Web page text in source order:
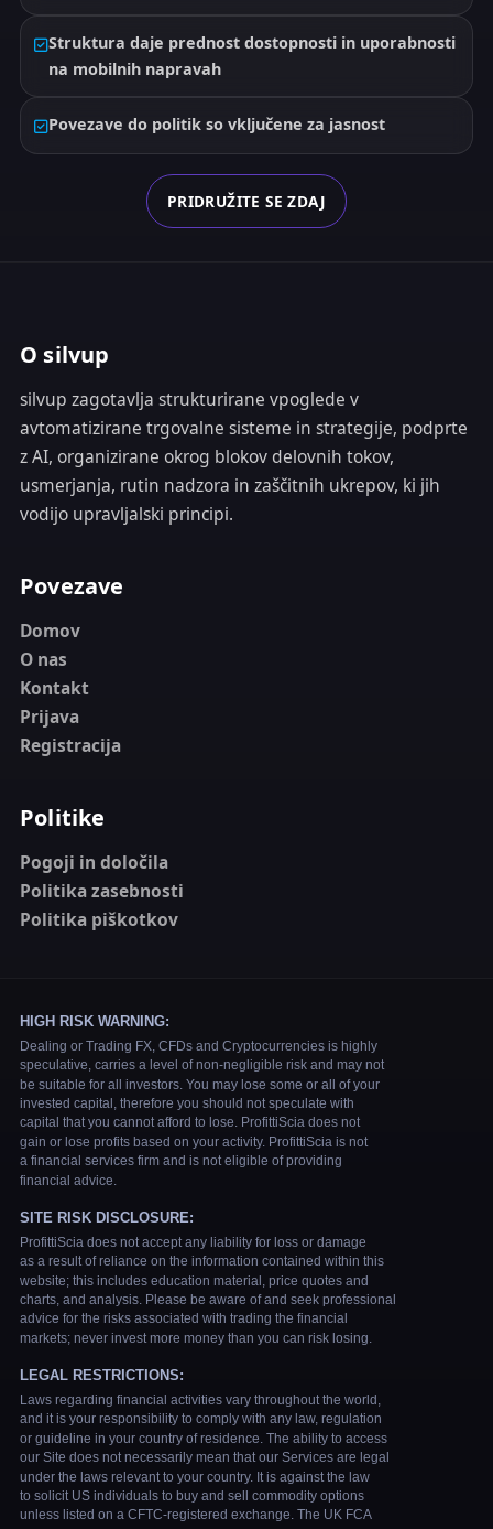
Struktura daje prednost dostopnosti in uporabnosti
na mobilnih napravah
Povezave do politik so vključene za jasnost
PRIDRUŽITE SE ZDAJ
O silvup
silvup zagotavlja strukturirane vpoglede v
avtomatizirane trgovalne sisteme in strategije, podprte
z AI, organizirane okrog blokov delovnih tokov,
usmerjanja, rutin nadzora in zaščitnih ukrepov, ki jih
vodijo upravljalski principi.
Povezave
Domov
O nas
Kontakt
Prijava
Registracija
Politike
Pogoji in določila
Politika zasebnosti
Politika piškotkov